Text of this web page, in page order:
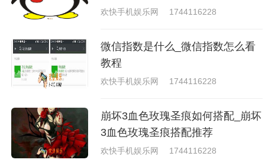
险原因分析
欢快手机娱乐网 1744116228
微信指数是什么_微信指数怎么看
教程
欢快手机娱乐网 1744116228
崩坏3血色玫瑰圣痕如何搭配_崩坏
3血色玫瑰圣痕搭配推荐
欢快手机娱乐网 1744116228